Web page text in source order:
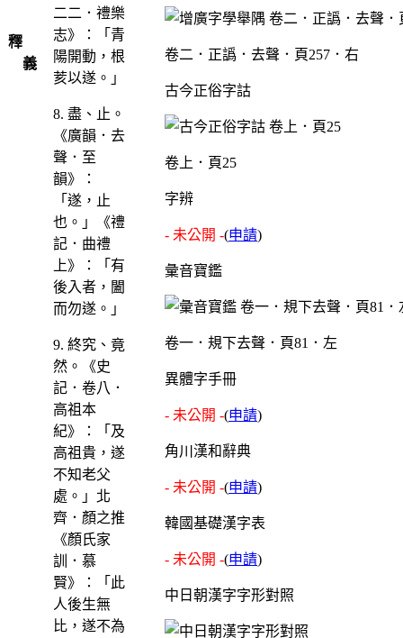
釋
義
二二．禮樂
志》：「青
陽開動，根
荄以遂。」
8. 盡、止。
《廣韻．去
聲．至
韻》：
「遂，止
也。」《禮
記．曲禮
上》：「有
後入者，闔
而勿遂。」
9. 終究、竟
然。《史
記．卷八．
高祖本
紀》：「及
高祖貴，遂
不知老父
處。」北
齊．顏之推
《顏氏家
訓．慕
賢》：「此
人後生無
比，遂不為
卷二．正譌．去聲．頁257．右
古今正俗字詁
卷上．頁25
字辨
- 未公開 -(申請)
彙音寶鑑
卷一．規下去聲．頁81．左
異體字手冊
- 未公開 -(申請)
角川漢和辭典
- 未公開 -(申請)
韓國基礎漢字表
- 未公開 -(申請)
中日朝漢字字形對照